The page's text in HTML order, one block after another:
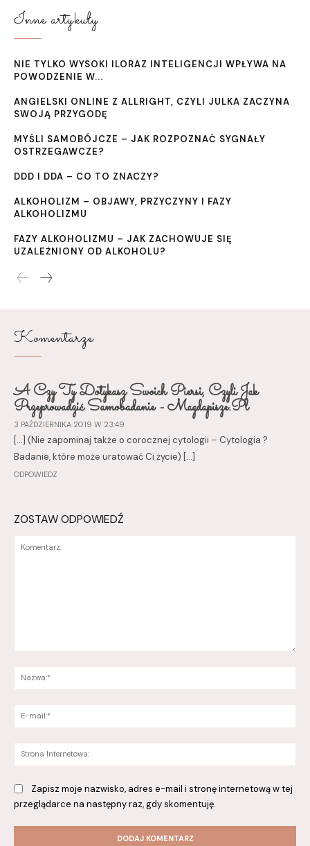
Inne artykuły
NIE TYLKO WYSOKI ILORAZ INTELIGENCJI WPŁYWA NA
POWODZENIE W...
ANGIELSKI ONLINE Z ALLRIGHT, CZYLI JULKA ZACZYNA
SWOJĄ PRZYGODĘ
MYŚLI SAMOBÓJCZE – JAK ROZPOZNAĆ SYGNAŁY
OSTRZEGAWCZE?
DDD I DDA – CO TO ZNACZY?
ALKOHOLIZM – OBJAWY, PRZYCZYNY I FAZY
ALKOHOLIZMU
FAZY ALKOHOLIZMU – JAK ZACHOWUJE SIĘ
UZALEŻNIONY OD ALKOHOLU?
Komentarze
A Czy Ty Dotykasz Swoich Piersi, Czyli Jak
Przeprowadzić Samobadanie - Magdapisze.pl
3 PAŹDZIERNIKA 2019 W 23:49
[…] (Nie zapominaj także o corocznej cytologii – Cytologia ?
Badanie, które może uratować Ci życie) […]
ODPOWIEDZ
ZOSTAW ODPOWIEDŹ
Zapisz moje nazwisko, adres e-mail i stronę internetową w tej
przeglądarce na następny raz, gdy skomentuję.